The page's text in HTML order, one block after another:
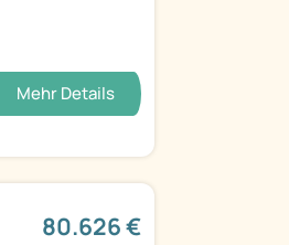
Mehr Details
80.626 €